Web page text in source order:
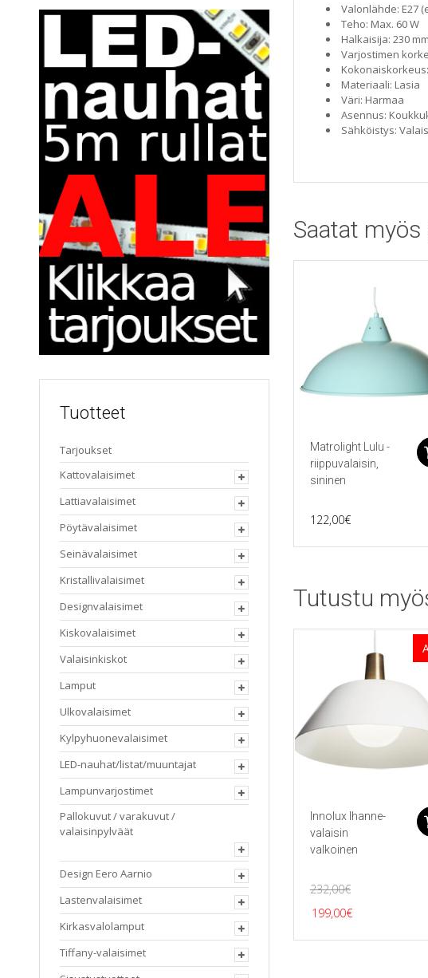
Valonlähde: E27
Teho: Max. 60 W
Halkaisija: 230 mm
Varjostimen
Materiaali: Lasia
Väri: Harmaa
Asennus:
Sähköistys:
Saatat myös
Matrolight Lulu -
riippuvalaisin,
sininen
122,00€
Tutustu
Innolux Ihanne-
valaisin
valkoinen
232,00€
Alkuperäinen
hinta
199,00€
hinta
Tuotteet
Tarjoukset
Kattovalaisimet
Lattiavalaisimet
Pöytävalaisimet
Seinävalaisimet
Kristallivalaisimet
Designvalaisimet
Kiskovalaisimet
Valaisinkiskot
Lamput
Ulkovalaisimet
Kylpyhuonevalaisimet
LED-nauhat/listat/muuntajat
Lampunvarjostimet
Pallokuvut / varakuvut /
valaisinpylväät
Design Eero Aarnio
Lastenvalaisimet
Kirkasvalolamput
Tiffany-valaisimet